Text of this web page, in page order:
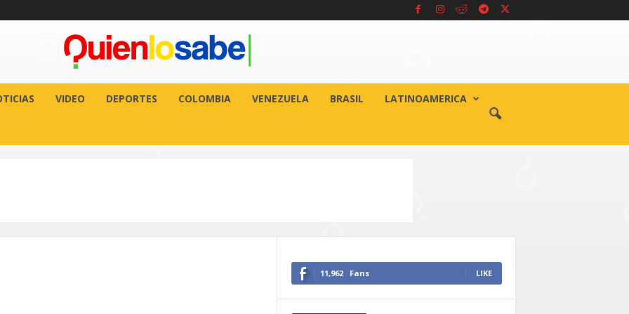
VIDEO DEPORTES COLOMBIA VENEZUELA BRASIL LATINOAMERICA
11,962 Fans LIKE